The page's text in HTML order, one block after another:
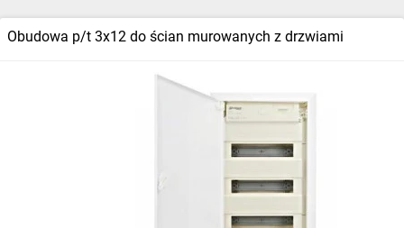
Obudowa p/t 3x12 do ścian murowanych z drzwiami